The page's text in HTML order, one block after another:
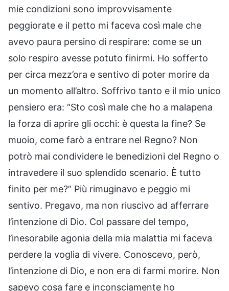
mie condizioni sono improvvisamente
peggiorate e il petto mi faceva così male che
avevo paura persino di respirare: come se un
solo respiro avesse potuto finirmi. Ho sofferto
per circa mezz’ora e sentivo di poter morire da
un momento all’altro. Soffrivo tanto e il mio unico
pensiero era: “Sto così male che ho a malapena
la forza di aprire gli occhi: è questa la fine? Se
muoio, come farò a entrare nel Regno? Non
potrò mai condividere le benedizioni del Regno o
intravedere il suo splendido scenario. È tutto
finito per me?” Più rimuginavo e peggio mi
sentivo. Pregavo, ma non riuscivo ad afferrare
l’intenzione di Dio. Col passare del tempo,
l’inesorabile agonia della mia malattia mi faceva
perdere la voglia di vivere. Conoscevo, però,
l’intenzione di Dio, e non era di farmi morire. Non
sapevo cosa fare e inconsciamente ho